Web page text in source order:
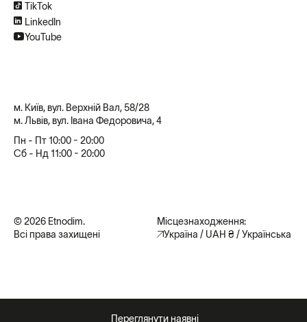
TikTok
LinkedIn
YouTube
м. Київ, вул. Верхній Вал, 58/28
м. Львів, вул. Івана Федоровича, 4
Пн - Пт 10:00 - 20:00
Сб - Нд 11:00 - 20:00
© 2026 Etnodim.
Всі права захищені
Місцезнаходження:
Україна / UAH ₴ / Українська
Переглянути наявні